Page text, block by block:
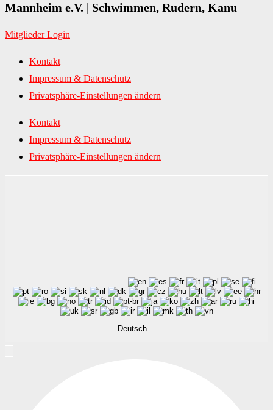
Mannheim e.V. | Schwimmen, Rudern, Kanu
Mitglieder Login
Kontakt
Impressum & Datenschutz
Privatsphäre-Einstellungen ändern
Kontakt
Impressum & Datenschutz
Privatsphäre-Einstellungen ändern
Deutsch